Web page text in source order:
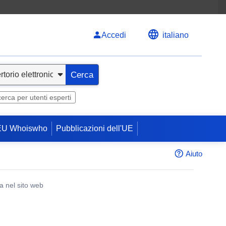
Accedi italiano
Cerca
per utenti esperti
Whoiswho Pubblicazioni dell'UE
Aiuto
nel sito web